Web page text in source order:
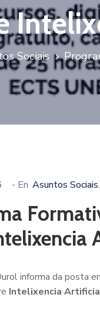
Sociais
- En Asuntos Sociais‚
informa da posta
Intelixencia